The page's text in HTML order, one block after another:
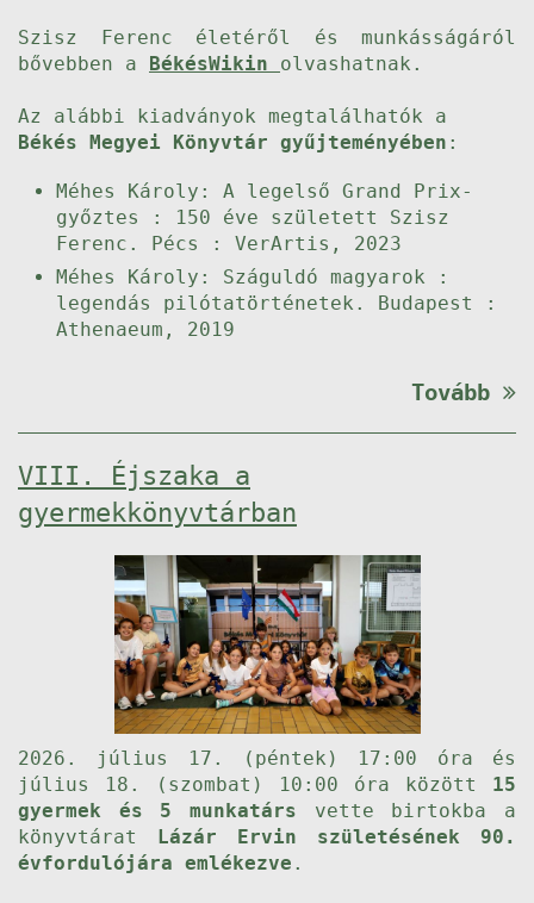
Szisz Ferenc életéről és munkásságáról
bővebben a BékésWikin olvashatnak.
Az alábbi kiadványok megtalálhatók a
Békés Megyei Könyvtár gyűjteményében :
Méhes Károly: A legelső Grand Prix-
győztes : 150 éve született Szisz
Ferenc. Pécs : VerArtis, 2023
Méhes Károly: Száguldó magyarok :
legendás pilótatörténetek. Budapest :
Athenaeum, 2019
Tovább
VIII. Éjszaka a
gyermekkönyvtárban
2026. július 17. (péntek) 17:00 óra és
július 18. (szombat) 10:00 óra között 15
gyermek és 5 munkatárs vette birtokba a
könyvtárat Lázár Ervin születésének 90.
évfordulójára emlékezve .